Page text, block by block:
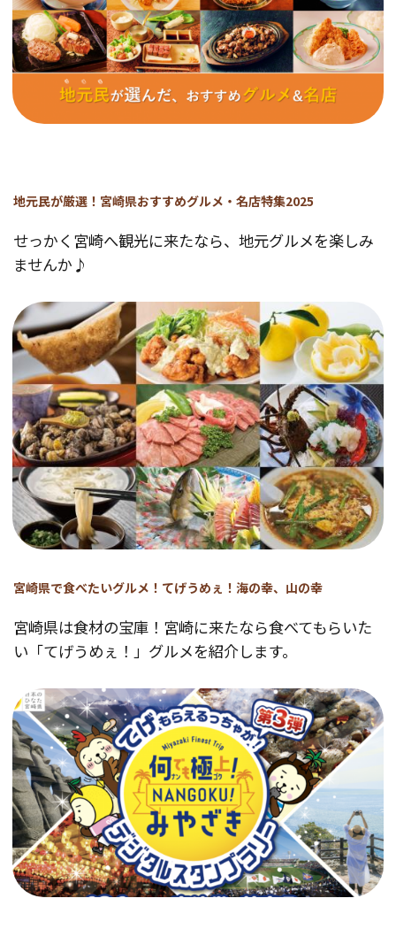
地元民が厳選！宮崎県おすすめグルメ・名店特集2025
せっかく宮崎へ観光に来たなら、地元グルメを楽しみ
ませんか♪
宮崎県で食べたいグルメ！てげうめぇ！海の幸、山の幸
宮崎県は食材の宝庫！宮崎に来たなら食べてもらいた
い「てげうめぇ！」グルメを紹介します。